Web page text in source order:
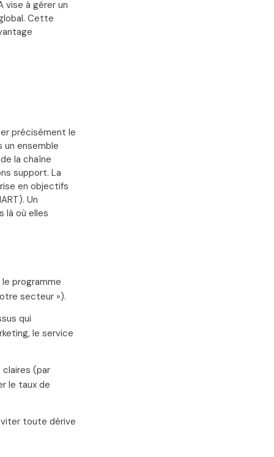
à gérer un
Cette
précisément le
un ensemble
la chaîne
support. La
en objectifs
Un
là où elles
programme
secteur »).
qui
le service
claires (par
le taux de
toute dérive